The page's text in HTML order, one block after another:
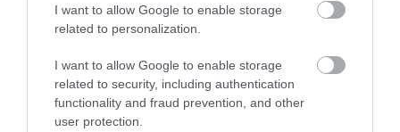
I want to allow Google to enable storage
related to personalization.
I want to allow Google to enable storage
related to security, including authentication
functionality and fraud prevention, and other
user protection.
ΙΩΑΝΝΑ ΚΑΡΑ
28.06.2026 | 18:00
Η AI ακριβαίνει την τεχνολογία:
Apple και Microsoft αυξάνουν τις
τιμές συσκευών